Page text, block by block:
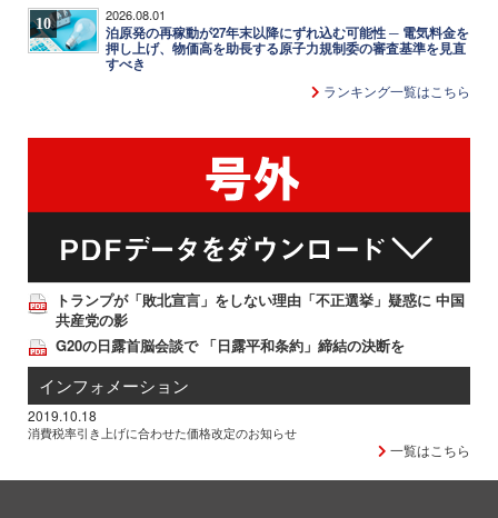
10 2026.08.01
泊原発の再稼動が27年末以降にずれ込む可能性 ─ 電気料金を
押し上げ、物価高を助長する原子力規制委の審査基準を見直
すべき
ランキング一覧はこちら
トランプが「敗北宣言」をしない理由「不正選挙」疑惑に 中国
共産党の影
G20の日露首脳会談で 「日露平和条約」締結の決断を
インフォメーション
2019.10.18
消費税率引き上げに合わせた価格改定のお知らせ
一覧はこちら